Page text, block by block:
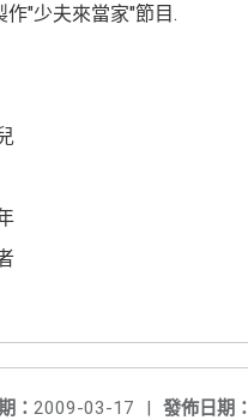
作"少夫來當家"節目.
發佈日期：
： 2009-03-17
|